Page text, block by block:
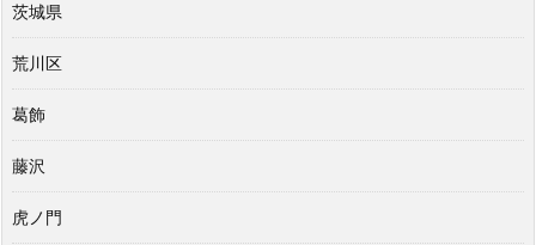
茨城県
荒川区
葛飾
藤沢
虎ノ門